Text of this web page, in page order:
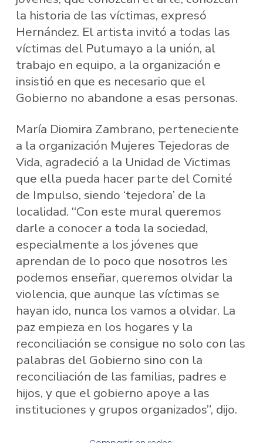
la historia de las víctimas, expresó
Hernández. El artista invitó a todas las
víctimas del Putumayo a la unión, al
trabajo en equipo, a la organización e
insistió en que es necesario que el
Gobierno no abandone a esas personas.
María Diomira Zambrano, perteneciente
a la organización Mujeres Tejedoras de
Vida, agradeció a la Unidad de Victimas
que ella pueda hacer parte del Comité
de Impulso, siendo ‘tejedora’ de la
localidad. “Con este mural queremos
darle a conocer a toda la sociedad,
especialmente a los jóvenes que
aprendan de lo poco que nosotros les
podemos enseñar, queremos olvidar la
violencia, que aunque las víctimas se
hayan ido, nunca los vamos a olvidar. La
paz empieza en los hogares y la
reconciliación se consigue no solo con las
palabras del Gobierno sino con la
reconciliación de las familias, padres e
hijos, y que el gobierno apoye a las
instituciones y grupos organizados”, dijo.